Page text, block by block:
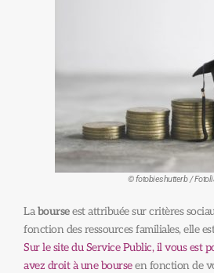
© fotobieshutterb /
Labourseest attribuée sur critères
fonction des ressources familiales, elle
Sur le site du Service Public, il vous est
avez droit à une bourseen fonction de